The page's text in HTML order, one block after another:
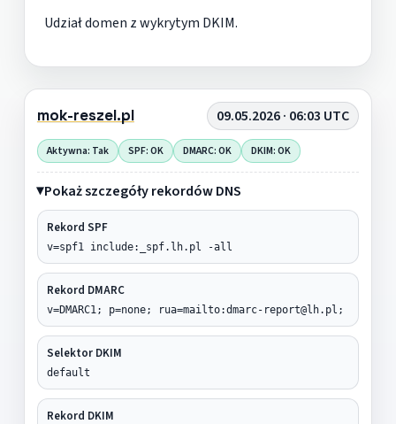
Udział domen z wykrytym DKIM.
mok-reszel.pl 09.05.2026 · 06:03 UTC
Aktywna: Tak SPF: OK DMARC: OK DKIM: OK
Pokaż szczegóły rekordów DNS
Rekord SPF
v=spf1 include:_spf.lh.pl -all
Rekord DMARC
v=DMARC1; p=none; rua=mailto:dmarc-report@lh.pl;
Selektor DKIM
default
Rekord DKIM